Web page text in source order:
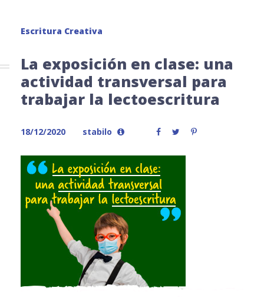
Escritura Creativa
La exposición en clase: una
actividad transversal para
trabajar la lectoescritura
18/12/2020 stabilo